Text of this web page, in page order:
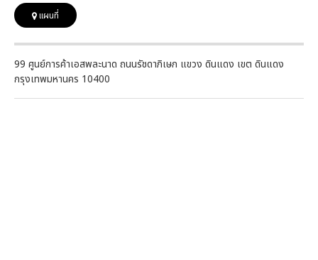
แผนที่
99 ศูนย์การค้าเอสพละนาด ถนนรัชดาภิเษก แขวง ดินแดง เขต ดินแดง
กรุงเทพมหานคร 10400